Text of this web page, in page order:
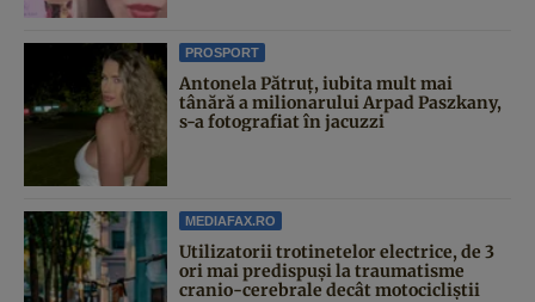
PROSPORT
Antonela Pătruț, iubita mult mai
tânără a milionarului Arpad Paszkany,
s-a fotografiat în jacuzzi
MEDIAFAX.RO
Utilizatorii trotinetelor electrice, de 3
ori mai predispuși la traumatisme
cranio-cerebrale decât motocicliștii